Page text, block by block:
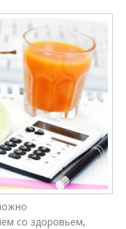
питание
со здоровьем,